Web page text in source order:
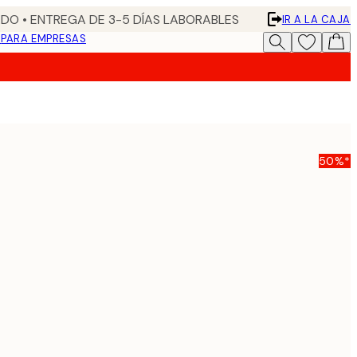
• ENTREGA DE 3-5 DÍAS LABORABLES
IR A LA CAJA
PARA EMPRESAS
50%*